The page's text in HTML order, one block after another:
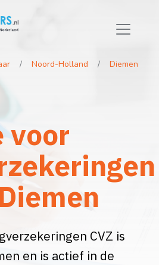
Noord-Holland Diemen
voor
CVZ is
en is actief in de